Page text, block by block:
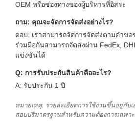
OEM หรือช่องทางของผู้บริหารที่อิสระ
ถาม: คุณจะจัดการจัดส่งอย่างไร?
ตอบ: เราสามารถจัดการจัดส่งตามคําข
ร่วมมือกันสามารถจัดส่งผ่าน FedEx,
แข่งขันได้
Q: การรับประกันสินค้าคืออะไร?
A: รับประกัน 1 ปี
หมายเหตุ: รายละเอียดการใช้งานขึ้นอยู่กับ
สอบปริมาตรฐานสําหรับความต้องการเฉพา